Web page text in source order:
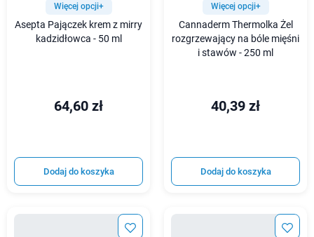
Więcej opcji+
Asepta Pajączek krem z mirry
kadzidłowca - 50 ml
64,60 zł
Dodaj do koszyka
Więcej opcji+
Cannaderm Thermolka Żel
rozgrzewający na bóle mięśni
i stawów - 250 ml
40,39 zł
Dodaj do koszyka